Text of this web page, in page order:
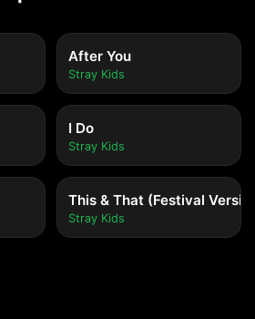
After You
Stray Kids
I Do
Stray Kids
This & That (Festival
Stray Kids